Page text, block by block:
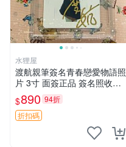
水狸屋
渡航親筆簽名青春戀愛物語照
片 3寸 面簽正品 簽名照收藏
推薦 電腦 動畫 原創漫畫
$890 94折
折扣碼